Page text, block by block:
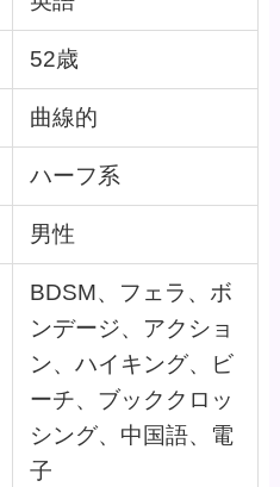
52歳
曲線的
ハーフ系
男性
BDSM、フェラ、ボ
ンデージ、アクショ
ン、ハイキング、ビ
ーチ、ブッククロッ
シング、中国語、電
子